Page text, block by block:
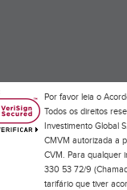
Por favor leia o
Todos os direitos
Investimento Global
CMVM autorizada a
CVM. Para qualquer
330 53 72/9
tarifário que tiver